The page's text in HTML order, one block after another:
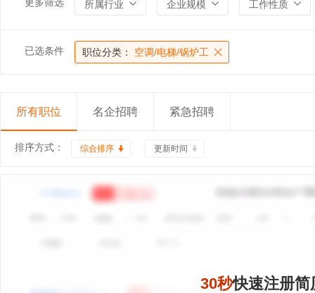
所属行业 企业规模 工作性质
已选条件 职位分类： 空调/电梯/锅炉工
所有职位 名企招聘 紧急招聘
排序方式： 综合排序 更新时间
30秒快速注册简